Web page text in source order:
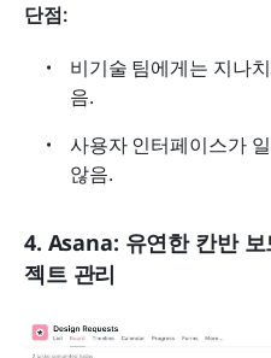
단점:
비기술 팀에게는 지나
음.
사용자 인터페이스가
않음.
4. Asana: 유연한 칸반
젝트 관리